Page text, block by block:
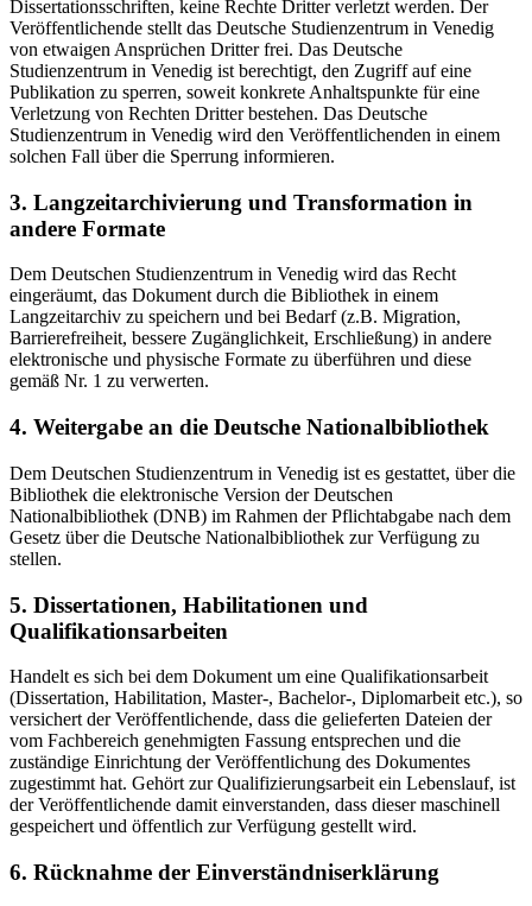
Dissertationsschriften, keine Rechte Dritter verletzt werden. Der
Veröffentlichende stellt das Deutsche Studienzentrum in Venedig
von etwaigen Ansprüchen Dritter frei. Das Deutsche
Studienzentrum in Venedig ist berechtigt, den Zugriff auf eine
Publikation zu sperren, soweit konkrete Anhaltspunkte für eine
Verletzung von Rechten Dritter bestehen. Das Deutsche
Studienzentrum in Venedig wird den Veröffentlichenden in einem
solchen Fall über die Sperrung informieren.
3. Langzeitarchivierung und Transformation in
andere Formate
Dem Deutschen Studienzentrum in Venedig wird das Recht
eingeräumt, das Dokument durch die Bibliothek in einem
Langzeitarchiv zu speichern und bei Bedarf (z.B. Migration,
Barrierefreiheit, bessere Zugänglichkeit, Erschließung) in andere
elektronische und physische Formate zu überführen und diese
gemäß Nr. 1 zu verwerten.
4. Weitergabe an die Deutsche Nationalbibliothek
Dem Deutschen Studienzentrum in Venedig ist es gestattet, über die
Bibliothek die elektronische Version der Deutschen
Nationalbibliothek (DNB) im Rahmen der Pflichtabgabe nach dem
Gesetz über die Deutsche Nationalbibliothek zur Verfügung zu
stellen.
5. Dissertationen, Habilitationen und
Qualifikationsarbeiten
Handelt es sich bei dem Dokument um eine Qualifikationsarbeit
(Dissertation, Habilitation, Master-, Bachelor-, Diplomarbeit etc.), so
versichert der Veröffentlichende, dass die gelieferten Dateien der
vom Fachbereich genehmigten Fassung entsprechen und die
zuständige Einrichtung der Veröffentlichung des Dokumentes
zugestimmt hat. Gehört zur Qualifizierungsarbeit ein Lebenslauf, ist
der Veröffentlichende damit einverstanden, dass dieser maschinell
gespeichert und öffentlich zur Verfügung gestellt wird.
6. Rücknahme der Einverständniserklärung